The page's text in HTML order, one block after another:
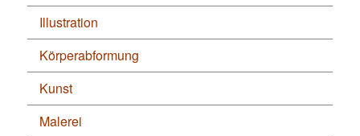
Illustration
Körperabformung
Kunst
Malerei